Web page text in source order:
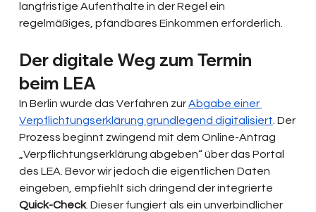
langfristige Aufenthalte in der Regel ein
regelmäßiges, pfändbares Einkommen erforderlich.
Der digitale Weg zum Termin
beim LEA
In Berlin wurde das Verfahren zur Abgabe einer
Verpflichtungserklärung grundlegend digitalisiert . Der
Prozess beginnt zwingend mit dem Online-Antrag
„Verpflichtungserklärung abgeben“ über das Portal
des LEA. Bevor wir jedoch die eigentlichen Daten
eingeben, empfiehlt sich dringend der integrierte
Quick-Check. Dieser fungiert als ein unverbindlicher